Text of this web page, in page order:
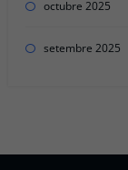
octubre 2025
setembre 2025